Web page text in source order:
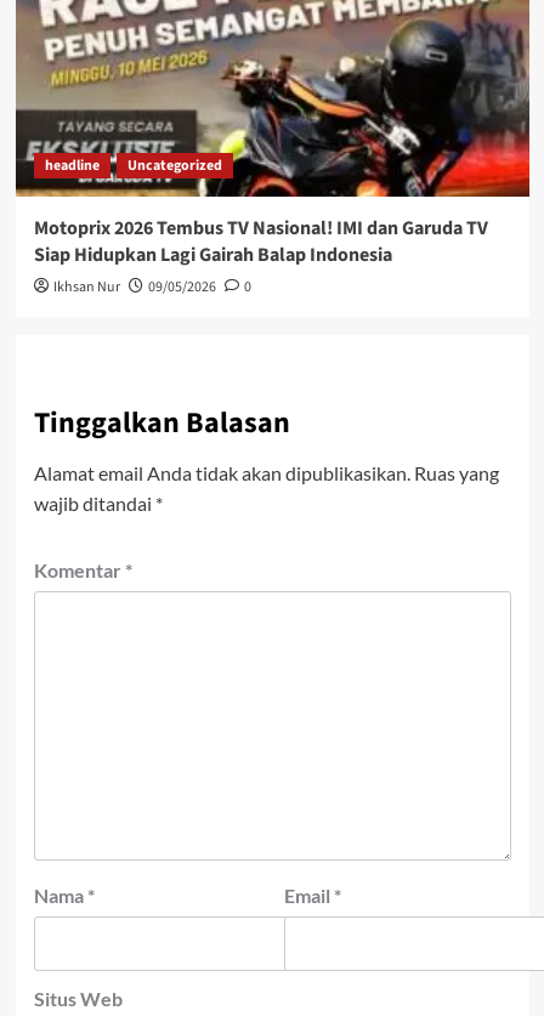
headline Uncategorized
Motoprix 2026 Tembus TV Nasional! IMI dan Garuda TV
Siap Hidupkan Lagi Gairah Balap Indonesia
Ikhsan Nur 09/05/2026 0
Tinggalkan Balasan
Alamat email Anda tidak akan dipublikasikan. Ruas yang
wajib ditandai *
Komentar *
Nama * Email *
Situs Web